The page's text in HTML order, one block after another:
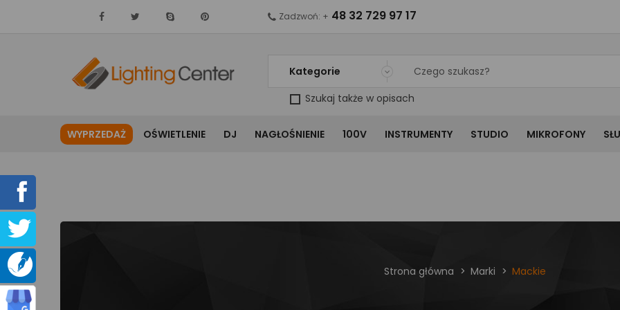
Kategorie
Szukaj także w opisach
Zadzwoń: + 48 32 729 97 17
WYPRZEDAŻ OŚWIETLENIE DJ NAGŁOŚNIENIE 100V INSTRUMENTY STUDIO MIKROFONY
Strona główna Marki Mackie